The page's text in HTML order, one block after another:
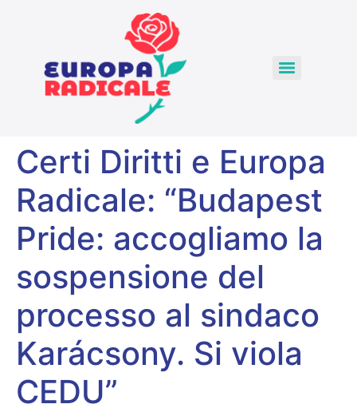
Certi Diritti e Europa
Radicale: “Budapest
Pride: accogliamo la
sospensione del
processo al sindaco
Karácsony. Si viola
CEDU”